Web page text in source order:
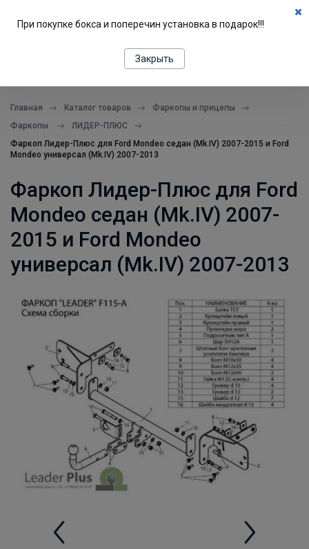
Главная Каталог товаров
Фаркопы и прицепы
Фаркопы
ЛИДЕР-ПЛЮС
Фаркоп Лидер-Плюс для Ford Mondeo седан (Mk.IV) 2007-2015 и Ford
Mondeo универсал (Mk.IV) 2007-2013
Фаркоп Лидер-Плюс для Ford
Mondeo седан (Mk.IV) 2007-
2015 и Ford Mondeo
универсал (Mk.IV) 2007-2013
При покупке бокса и поперечин установка в подарок!!!
Закрыть